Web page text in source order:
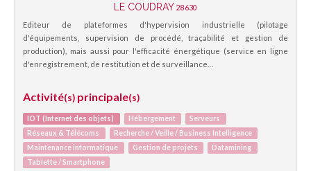
LE COUDRAY 28630
Editeur de plateformes d'hypervision industrielle (pilotage
d'équipements, supervision de procédé, traçabilité et gestion de
production), mais aussi pour l'efficacité énergétique (service en ligne
d'enregistrement, de restitution et de surveillance…
Activité(s) principale(s)
IOT (Internet des objets) Hébergement
Serveurs
Réseaux & Télécoms
Recherche / Veille / Business Intelligence
Maintenance informatique
Gestion de projets
Datamining
Tablette / Smartphone